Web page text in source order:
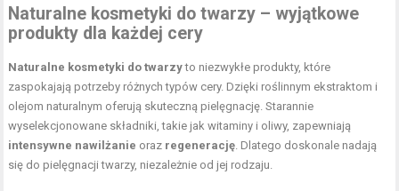
Naturalne kosmetyki do twarzy – wyjątkowe
produkty dla każdej cery
Naturalne kosmetyki do twarzyto niezwykłe produkty, które
zaspokajają potrzeby różnych typów cery. Dzięki roślinnym ekstraktom i
olejom naturalnym oferują skuteczną pielęgnację. Starannie
wyselekcjonowane składniki, takie jak witaminy i oliwy, zapewniają
intensywne nawilżanie oraz regenerację. Dlatego doskonale nadają
się do pielęgnacji twarzy, niezależnie od jej rodzaju.